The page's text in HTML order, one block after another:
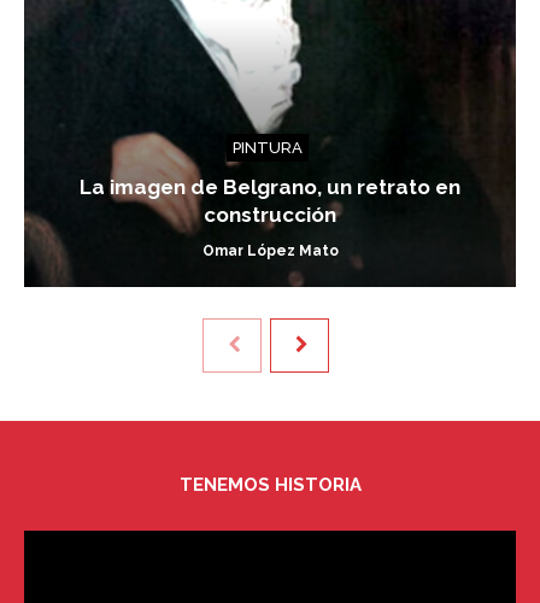
PINTURA
La imagen de Belgrano, un retrato en
construcción
Omar López Mato
TENEMOS HISTORIA